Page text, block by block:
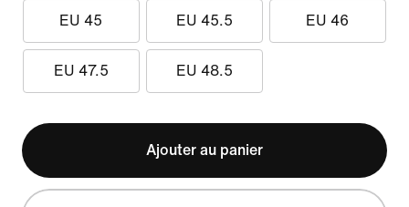
EU 45 EU 45.5 EU 46
EU 47.5 EU 48.5
Ajouter au panier